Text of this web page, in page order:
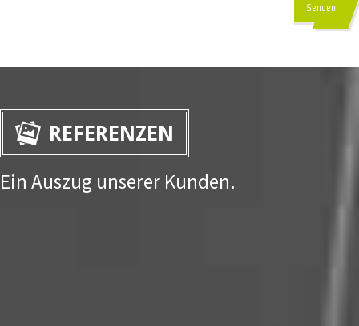
Senden
REFERENZEN
Ein Auszug unserer Kunden.